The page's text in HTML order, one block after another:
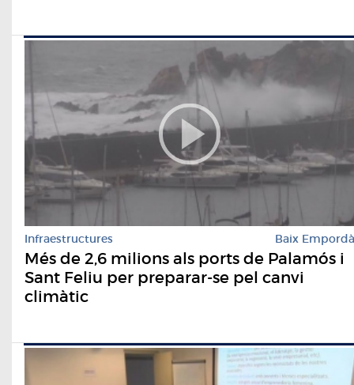
Infraestructures Baix Empordà
Més de 2,6 milions als ports de Palamós i
Sant Feliu per preparar-se pel canvi
climàtic